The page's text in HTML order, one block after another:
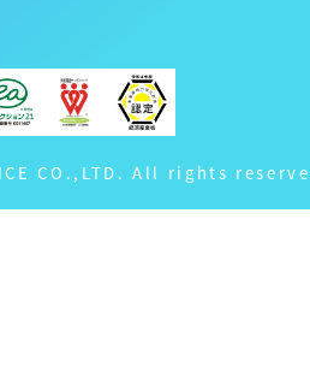
CO.,LTD. All rights